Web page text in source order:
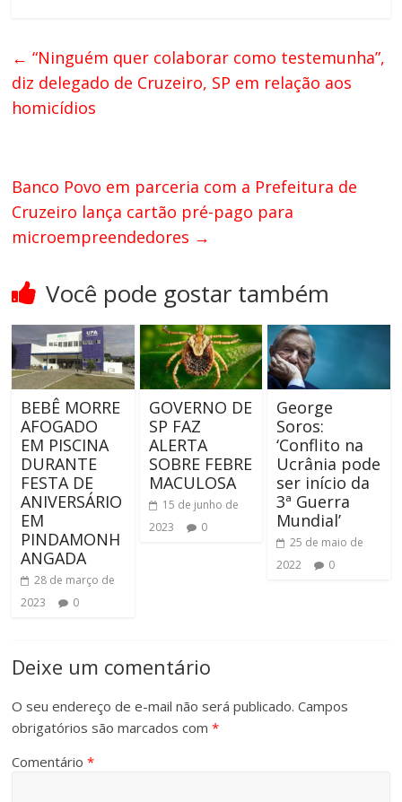
← “Ninguém quer colaborar como testemunha”,
diz delegado de Cruzeiro, SP em relação aos
homicídios
Banco Povo em parceria com a Prefeitura de
Cruzeiro lança cartão pré-pago para
microempreendedores →
Você pode gostar também
BEBÊ MORRE
AFOGADO
EM PISCINA
DURANTE
FESTA DE
ANIVERSÁRIO
EM
PINDAMONH
ANGADA
28 de março de
2023
0
GOVERNO DE
SP FAZ
ALERTA
SOBRE FEBRE
MACULOSA
15 de junho de
2023
0
George
Soros:
‘Conflito na
Ucrânia pode
ser início da
3ª Guerra
Mundial’
25 de maio de
2022
0
Deixe um comentário
O seu endereço de e-mail não será publicado. Campos
obrigatórios são marcados com*
Comentário*